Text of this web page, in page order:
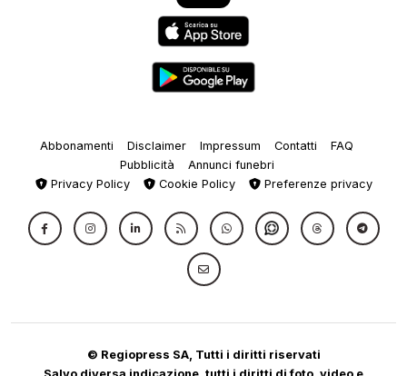
Abbonamenti Disclaimer Impressum Contatti
FAQ
Pubblicità
Annunci funebri
Privacy Policy
Cookie Policy Preferenze privacy
© Regiopress SA, Tutti i diritti riservati